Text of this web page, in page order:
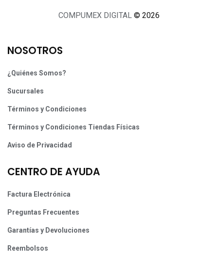
COMPUMEX DIGITAL © 2026
NOSOTROS
¿Quiénes Somos?
Sucursales
Términos y Condiciones
Términos y Condiciones Tiendas Físicas
Aviso de Privacidad
CENTRO DE AYUDA
Factura Electrónica
Preguntas Frecuentes
Garantías y Devoluciones
Reembolsos